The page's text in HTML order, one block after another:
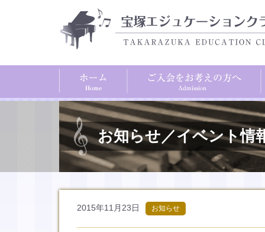
お知らせ／イベント情
2015年11月23日 お知らせ